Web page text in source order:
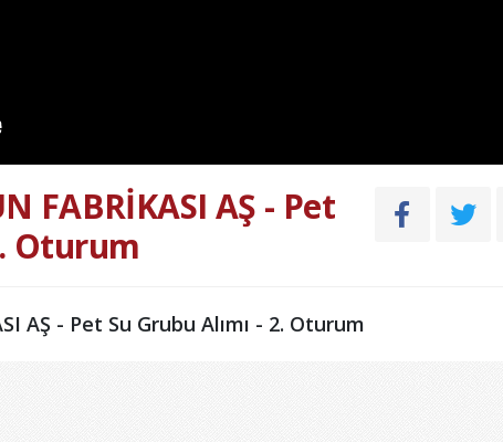
FABRİKASI AŞ - Pet
Oturum
AŞ - Pet Su Grubu Alımı - 2. Oturum